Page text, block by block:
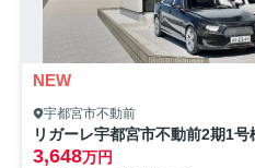
NEW
宇都宮市不動前
リガーレ宇都宮市不動前2期1号
3,648万円